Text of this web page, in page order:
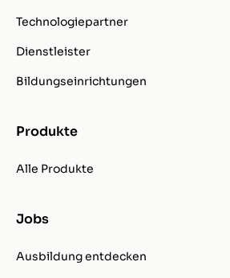
Technologiepartner
Dienstleister
Bildungseinrichtungen
Produkte
Alle Produkte
Jobs
Ausbildung entdecken